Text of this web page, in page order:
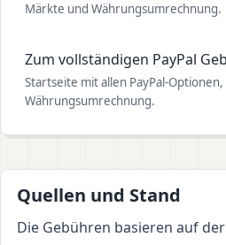
Märkte und Währungsumrechnung.
Zum vollständigen PayPal
Startseite mit allen PayPal-
Währungsumrechnung.
Quellen und Stand
Die Gebühren basieren auf